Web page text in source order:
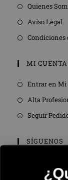
Quienes
Aviso Legal
Condiciones
MI CUENTA
Entrar en Mi
Alta
Seguir
SÍGUENOS